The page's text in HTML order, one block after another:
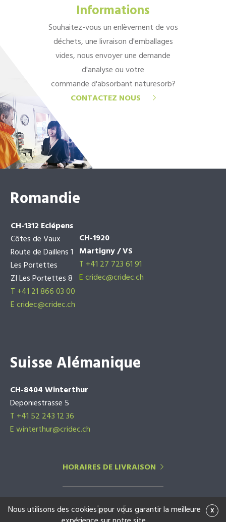
Informations
Souhaitez-vous un enlèvement de vos
déchets, une livraison d'emballages
vides, nous envoyer une demande
d'analyse ou votre
commande d'absorbant naturesorb?
CONTACTEZ NOUS
Romandie
CH-1312 Eclépens
Côtes de Vaux
Route de Daillens 1
Les Portettes
ZI Les Portettes 8
T +41 21 866 03 00
Ecridec@cridec.ch
CH-1920
Martigny / VS
T +41 27 723 61 91
Ecridec@cridec.ch
Suisse Alémanique
CH-8404 Winterthur
Deponiestrasse 5
T +41 52 243 12 36
E winterthur@cridec.ch
HORAIRES DE LIVRAISON
x
Nous utilisons des cookies pour vous garantir la meilleure